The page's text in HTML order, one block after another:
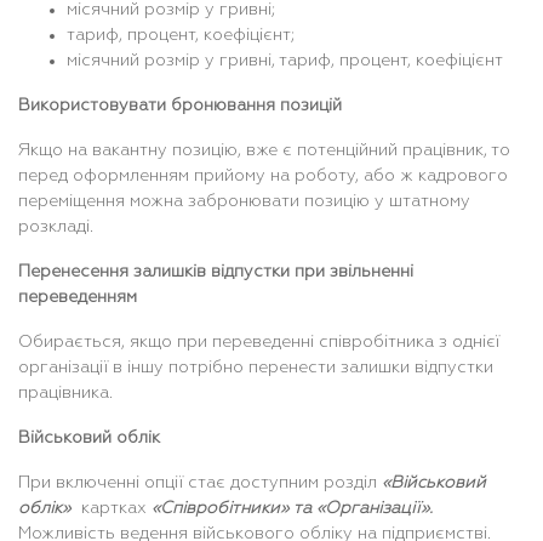
місячний розмір у гривні;
тариф, процент, коефіцієнт;
місячний розмір у гривні, тариф, процент, коефіцієнт
Використовувати бронювання позицій
Якщо на вакантну позицію, вже є потенційний працівник, то
перед оформленням прийому на роботу, або ж кадрового
переміщення можна забронювати позицію у штатному
розкладі.
Перенесення залишків відпустки при звільненні
переведенням
Обирається, якщо при переведенні співробітника з однієї
організації в іншу потрібно перенести залишки відпустки
працівника.
Військовий облік
При включенні опції стає доступним розділ «Військовий
облік»
картках «Співробітники» та «Організації».
Можливість ведення військового обліку на підприємстві.